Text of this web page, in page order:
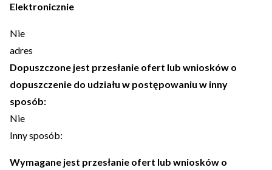
Elektronicznie
Nie
adres
Dopuszczone jest przesłanie ofert lub wniosków o
dopuszczenie do udziału w postępowaniu w inny
sposób:
Nie
Inny sposób:
Wymagane jest przesłanie ofert lub wniosków o